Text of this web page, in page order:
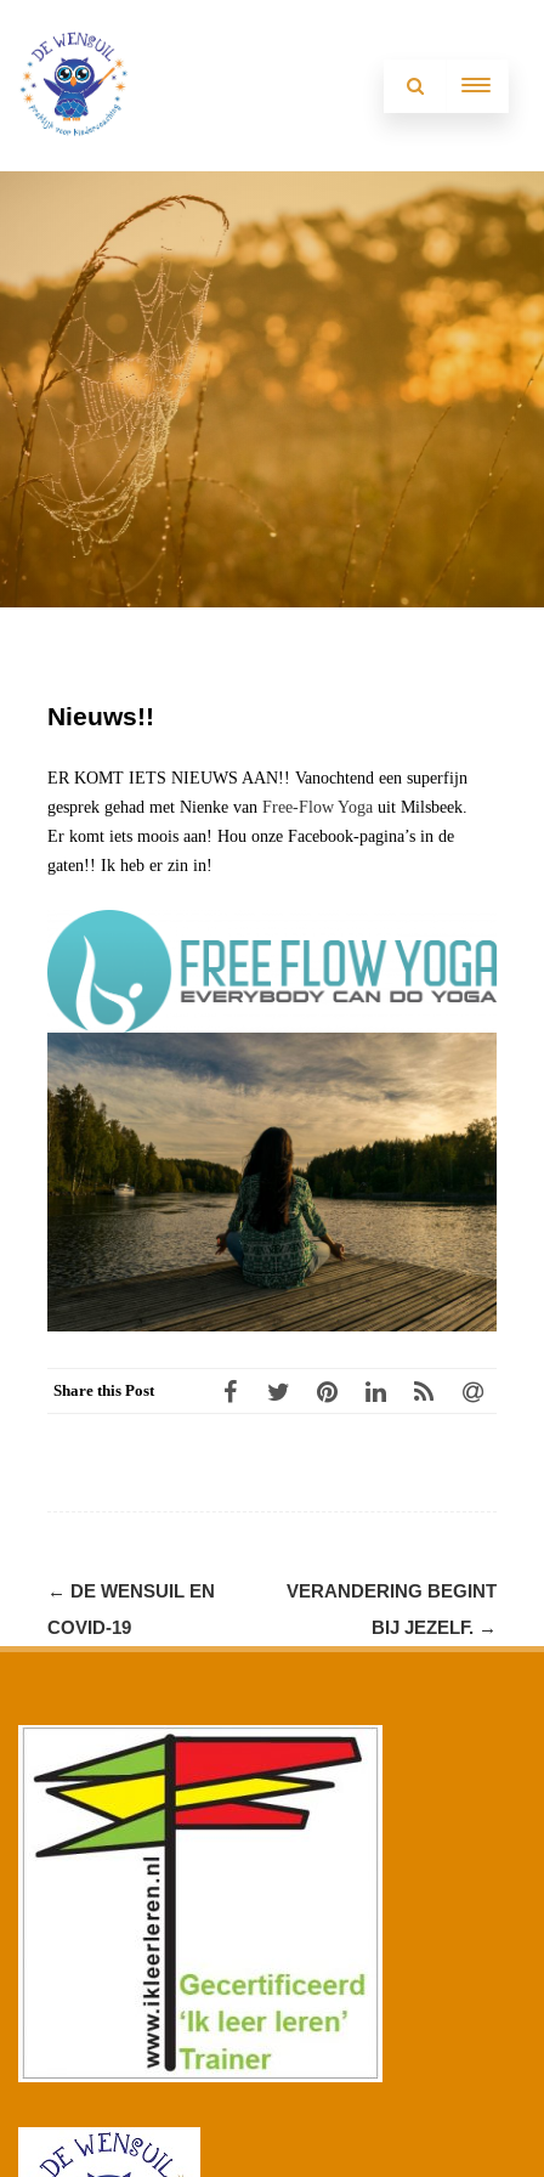
Nieuws!!
ER KOMT IETS NIEUWS AAN!! Vanochtend een superfijn
gesprek gehad met Nienke van Free-Flow Yoga uit Milsbeek.
Er komt iets moois aan! Hou onze Facebook-pagina’s in de
gaten!! Ik heb er zin in!
Share this Post
Post
navigation
← DE WENSUIL EN
COVID-19
VERANDERING BEGINT
BIJ JEZELF. →